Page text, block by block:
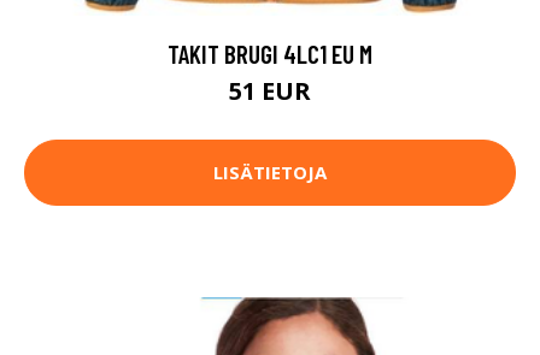
TAKIT BRUGI 4LC1 EU M
51 EUR
LISÄTIETOJA